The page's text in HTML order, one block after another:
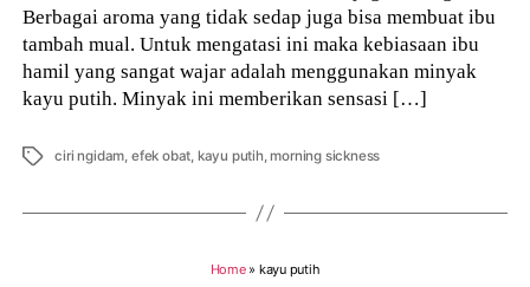
Berbagai aroma yang tidak sedap juga bisa membuat ibu
tambah mual. Untuk mengatasi ini maka kebiasaan ibu
hamil yang sangat wajar adalah menggunakan minyak
kayu putih. Minyak ini memberikan sensasi […]
Tags ciri ngidam, efek obat, kayu putih,morning sickness
Home» kayu putih